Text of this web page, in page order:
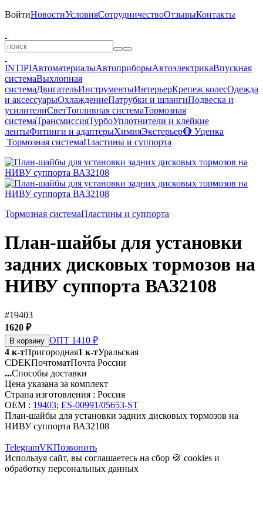
ВойтиНовостиУсловияСотрудничествоОтзывыКонтакты
INTIPIАвтоматериалыАвтоприборыАвтоэлектрикаВпускная
системаВыхлопная
системаДвигательИнструментыИнтерьерКрепеж колесОдежда
и аксессуарыОхлаждениеПатрубки и шлангиПодвеска и
усилителиСветТопливная системаТормозная
системаТрансмиссияТурбоУплотнители и клейкие
лентыФитинги и адаптерыХимияЭкстерьер🔴 Уценка
Тормозная системаПластины и суппорта
Тормозная системаПластины и суппорта
План-шайбы для установки
задних дисковых тормозов на
НИВУ суппорта ВАЗ2108
#19403
1620 ₽
В корзину ОПТ 1410 ₽
4 к-тПригородная1 к-тУральская
CDEKПочтоматПочта России
...Способы доставки
Цена указана за комплект
Страна изготовления : Россия
OEM : 19403; ES-00991/05653-ST
План-шайбы для установки задних дисковых тормозов на
НИВУ суппорта ВАЗ2108
TelegramVKПозвонить
Используя сайт, вы соглашаетесь на сбор 🍪 cookies и
обработку персональных данных